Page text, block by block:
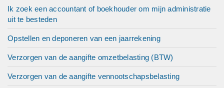
Ik zoek een accountant of boekhouder om mijn administratie
uit te besteden
Opstellen en deponeren van een jaarrekening
Verzorgen van de aangifte omzetbelasting (BTW)
Verzorgen van de aangifte vennootschapsbelasting